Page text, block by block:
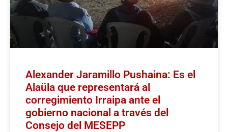
Alexander Jaramillo Pushaina: Es el
Alaüla que representará al
corregimiento Irraipa ante el
gobierno nacional a través del
Consejo del MESEPP